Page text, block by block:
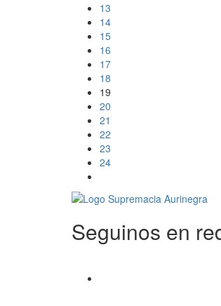
13
14
15
16
17
18
19
20
21
22
23
24
Seguinos en